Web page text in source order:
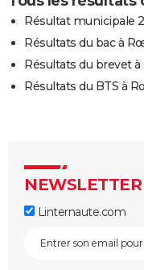
Résultat municipale
Résultats du bac à
Résultats du brevet
Résultats du BTS à
NEWSLETTER
Linternaute.com